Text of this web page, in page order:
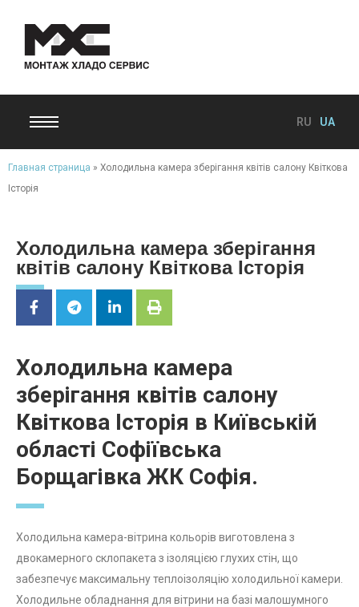
RU UA
Главная страница » Холодильна камера зберігання квітів салону Квіткова
Історія
Холодильна камера зберігання
квітів салону Квіткова Історія
Холодильна камера
зберігання квітів салону
Квіткова Історія в Київській
області Софіївська
Борщагівка ЖК Софія.
Холодильна камера-вітрина кольорів виготовлена ​​з
двокамерного склопакета з ізоляцією глухих стін, що
забезпечує максимальну теплоізоляцію холодильної камери.
Холодильне обладнання для вітрини на базі малошумного